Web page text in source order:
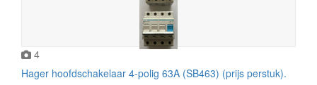
4
Hager hoofdschakelaar 4-polig 63A (SB463) (prijs perstuk).